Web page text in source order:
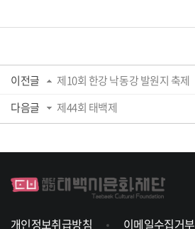
이전글
제10회 한강 낙동강 발원지 축제
다음글
제44회 태백제
개인정보취급방침 이메일수집거부